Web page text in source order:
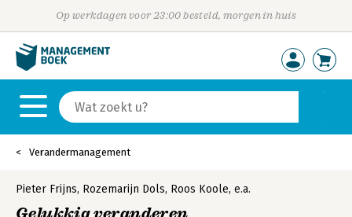
Op werkdagen voor 23:00 besteld, morgen in huis
Verandermanagement
Pieter Frijns, Rozemarijn Dols, Roos Koole, e.a.